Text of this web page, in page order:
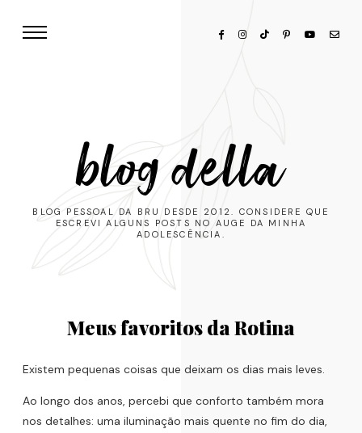
blog della
BLOG PESSOAL DA BRU DESDE 2012. CONSIDERE QUE
ESCREVI ALGUNS POSTS NO AUGE DA MINHA
ADOLESCÊNCIA.
Meus favoritos da Rotina
Existem pequenas coisas que deixam os dias mais leves.
Ao longo dos anos, percebi que conforto também mora
nos detalhes: uma iluminação mais quente no fim do dia,